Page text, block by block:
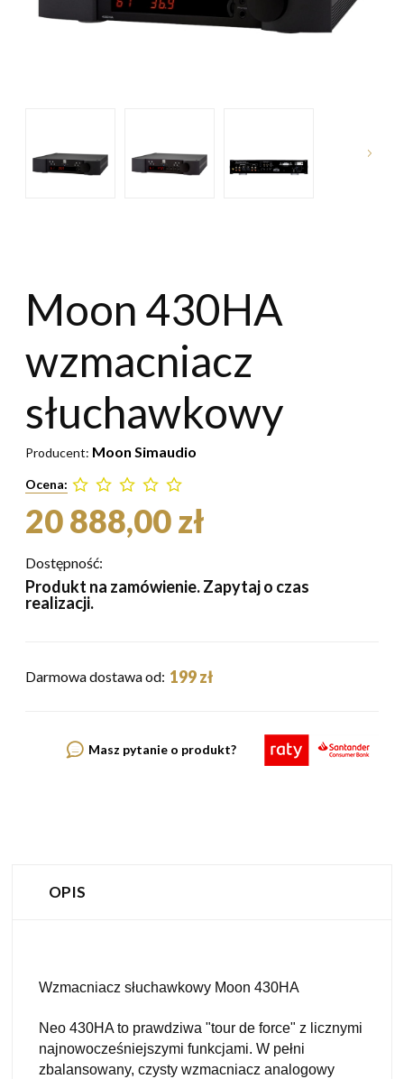
Moon 430HA
wzmacniacz
słuchawkowy
Producent: Moon Simaudio
Ocena:
20 888,00 zł
Dostępność:
Produkt na zamówienie. Zapytaj o czas
realizacji.
Darmowa dostawa od: 199 zł
Masz pytanie o produkt?
OPIS
Wzmacniacz słuchawkowy Moon 430HA
Neo 430HA to prawdziwa "tour de force" z licznymi
najnowocześniejszymi funkcjami. W pełni
zbalansowany, czysty wzmacniacz analogowy